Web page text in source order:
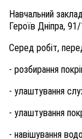
Навчальний
Героїв Дніпра,
Серед робіт,
- розбирання
- улаштування
- улаштування
- навішування